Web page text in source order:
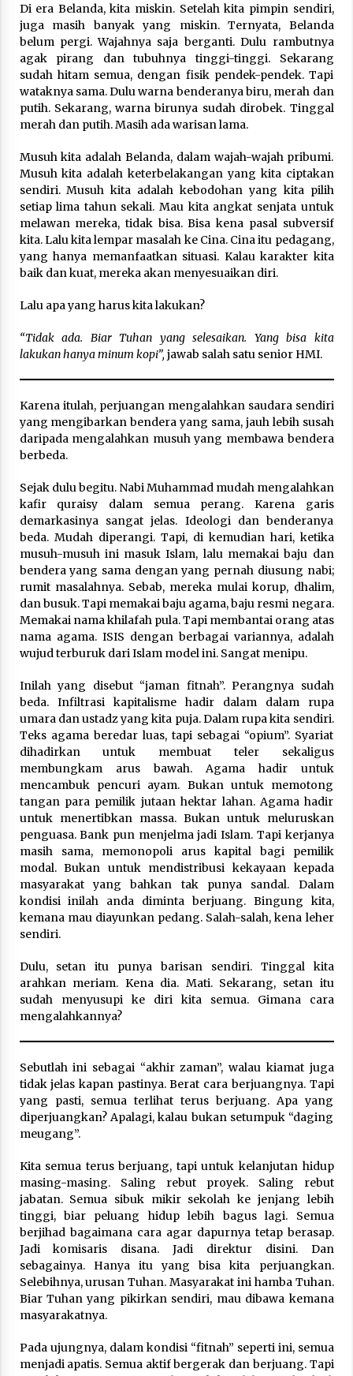
Di era Belanda, kita miskin. Setelah kita pimpin sendiri,
juga masih banyak yang miskin. Ternyata, Belanda
belum pergi. Wajahnya saja berganti. Dulu rambutnya
agak pirang dan tubuhnya tinggi-tinggi. Sekarang
sudah hitam semua, dengan fisik pendek-pendek. Tapi
wataknya sama. Dulu warna benderanya biru, merah dan
putih. Sekarang, warna birunya sudah dirobek. Tinggal
merah dan putih. Masih ada warisan lama.
Musuh kita adalah Belanda, dalam wajah-wajah pribumi.
Musuh kita adalah keterbelakangan yang kita ciptakan
sendiri. Musuh kita adalah kebodohan yang kita pilih
setiap lima tahun sekali. Mau kita angkat senjata untuk
melawan mereka, tidak bisa. Bisa kena pasal subversif
kita. Lalu kita lempar masalah ke Cina. Cina itu pedagang,
yang hanya memanfaatkan situasi. Kalau karakter kita
baik dan kuat, mereka akan menyesuaikan diri.
Lalu apa yang harus kita lakukan?
“Tidak ada. Biar Tuhan yang selesaikan. Yang bisa kita
lakukan hanya minum kopi”, jawab salah satu senior HMI.
Karena itulah, perjuangan mengalahkan saudara sendiri
yang mengibarkan bendera yang sama, jauh lebih susah
daripada mengalahkan musuh yang membawa bendera
berbeda.
Sejak dulu begitu. Nabi Muhammad mudah mengalahkan
kafir quraisy dalam semua perang. Karena garis
demarkasinya sangat jelas. Ideologi dan benderanya
beda. Mudah diperangi. Tapi, di kemudian hari, ketika
musuh-musuh ini masuk Islam, lalu memakai baju dan
bendera yang sama dengan yang pernah diusung nabi;
rumit masalahnya. Sebab, mereka mulai korup, dhalim,
dan busuk. Tapi memakai baju agama, baju resmi negara.
Memakai nama khilafah pula. Tapi membantai orang atas
nama agama. ISIS dengan berbagai variannya, adalah
wujud terburuk dari Islam model ini. Sangat menipu.
Inilah yang disebut “jaman fitnah”. Perangnya sudah
beda. Infiltrasi kapitalisme hadir dalam dalam rupa
umara dan ustadz yang kita puja. Dalam rupa kita sendiri.
Teks agama beredar luas, tapi sebagai “opium”. Syariat
dihadirkan untuk membuat teler sekaligus
membungkam arus bawah. Agama hadir untuk
mencambuk pencuri ayam. Bukan untuk memotong
tangan para pemilik jutaan hektar lahan. Agama hadir
untuk menertibkan massa. Bukan untuk meluruskan
penguasa. Bank pun menjelma jadi Islam. Tapi kerjanya
masih sama, memonopoli arus kapital bagi pemilik
modal. Bukan untuk mendistribusi kekayaan kepada
masyarakat yang bahkan tak punya sandal. Dalam
kondisi inilah anda diminta berjuang. Bingung kita,
kemana mau diayunkan pedang. Salah-salah, kena leher
sendiri.
Dulu, setan itu punya barisan sendiri. Tinggal kita
arahkan meriam. Kena dia. Mati. Sekarang, setan itu
sudah menyusupi ke diri kita semua. Gimana cara
mengalahkannya?
Sebutlah ini sebagai “akhir zaman”, walau kiamat juga
tidak jelas kapan pastinya. Berat cara berjuangnya. Tapi
yang pasti, semua terlihat terus berjuang. Apa yang
diperjuangkan? Apalagi, kalau bukan setumpuk “daging
meugang”.
Kita semua terus berjuang, tapi untuk kelanjutan hidup
masing-masing. Saling rebut proyek. Saling rebut
jabatan. Semua sibuk mikir sekolah ke jenjang lebih
tinggi, biar peluang hidup lebih bagus lagi. Semua
berjihad bagaimana cara agar dapurnya tetap berasap.
Jadi komisaris disana. Jadi direktur disini. Dan
sebagainya. Hanya itu yang bisa kita perjuangkan.
Selebihnya, urusan Tuhan. Masyarakat ini hamba Tuhan.
Biar Tuhan yang pikirkan sendiri, mau dibawa kemana
masyarakatnya.
Pada ujungnya, dalam kondisi “fitnah” seperti ini, semua
menjadi apatis. Semua aktif bergerak dan berjuang. Tapi